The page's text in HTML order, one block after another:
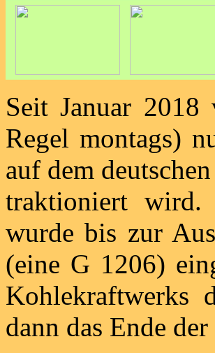
Seit Januar
Regel montags)
auf dem
traktioniert wird.
wurde bis zur
(eine G 1206)
Kohlekraftwerks
dann das Ende